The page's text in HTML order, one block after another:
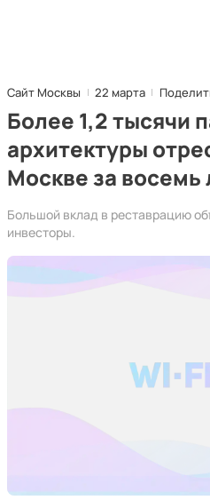
Сайт Москвы 22 марта
Более 1,2 тысячи
архитектуры
Москве за восемь
Большой вклад в реставрацию
инвесторы.